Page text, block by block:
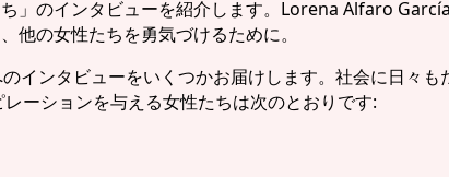
」のインタビューを紹介します。Lorena Alfaro
の女性たちを勇気づけるために。
タビューをいくつかお届けします。社会に日々も
ーションを与える女性たちは次のとおりです: